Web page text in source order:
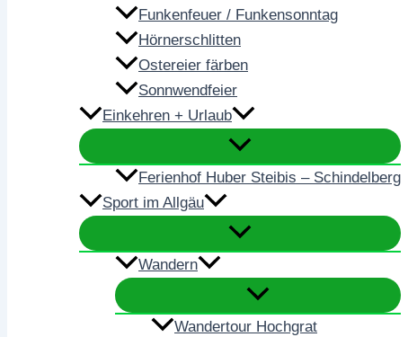
Funkenfeuer / Funkensonntag
Hörnerschlitten
Ostereier färben
Sonnwendfeier
Einkehren + Urlaub
Ferienhof Huber Steibis – Schindelberg
Sport im Allgäu
Wandern
Wandertour Hochgrat